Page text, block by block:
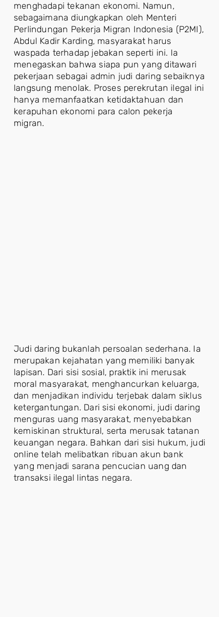
menghadapi tekanan ekonomi. Namun,
sebagaimana diungkapkan oleh Menteri
Perlindungan Pekerja Migran Indonesia (P2MI),
Abdul Kadir Karding, masyarakat harus
waspada terhadap jebakan seperti ini. Ia
menegaskan bahwa siapa pun yang ditawari
pekerjaan sebagai admin judi daring sebaiknya
langsung menolak. Proses perekrutan ilegal ini
hanya memanfaatkan ketidaktahuan dan
kerapuhan ekonomi para calon pekerja
migran.
Judi daring bukanlah persoalan sederhana. Ia
merupakan kejahatan yang memiliki banyak
lapisan. Dari sisi sosial, praktik ini merusak
moral masyarakat, menghancurkan keluarga,
dan menjadikan individu terjebak dalam siklus
ketergantungan. Dari sisi ekonomi, judi daring
menguras uang masyarakat, menyebabkan
kemiskinan struktural, serta merusak tatanan
keuangan negara. Bahkan dari sisi hukum, judi
online telah melibatkan ribuan akun bank
yang menjadi sarana pencucian uang dan
transaksi ilegal lintas negara.